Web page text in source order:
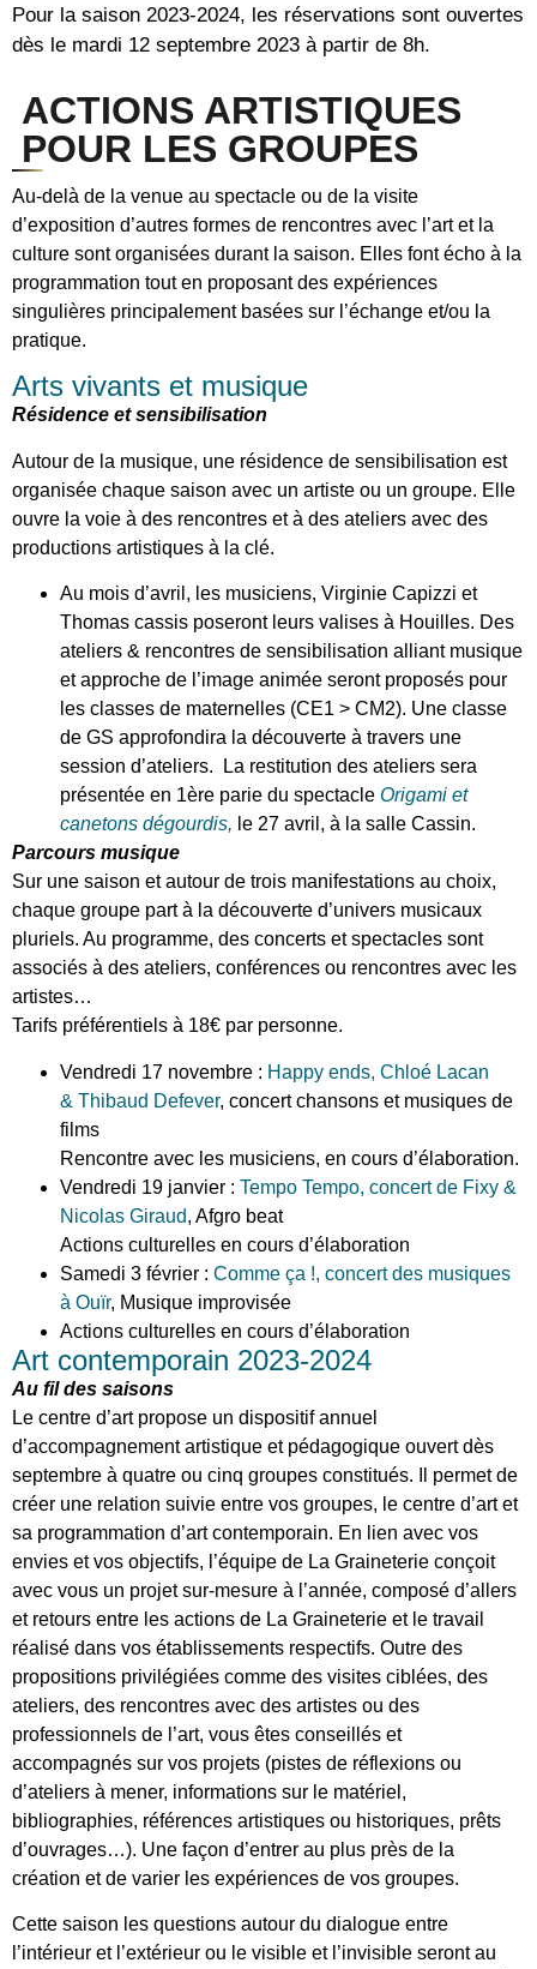
Pour la saison 2023-2024, les réservations sont ouvertes
dès le mardi 12 septembre 2023 à partir de 8h.
ACTIONS ARTISTIQUES
POUR LES GROUPES
Au-delà de la venue au spectacle ou de la visite
d’exposition d’autres formes de rencontres avec l’art et la
culture sont organisées durant la saison. Elles font écho à la
programmation tout en proposant des expériences
singulières principalement basées sur l’échange et/ou la
pratique.
Arts vivants et musique
Résidence et sensibilisation
Autour de la musique, une résidence de sensibilisation est
organisée chaque saison avec un artiste ou un groupe. Elle
ouvre la voie à des rencontres et à des ateliers avec des
productions artistiques à la clé.
Au mois d’avril, les musiciens, Virginie Capizzi et
Thomas cassis poseront leurs valises à Houilles. Des
ateliers & rencontres de sensibilisation alliant musique
et approche de l’image animée seront proposés pour
les classes de maternelles (CE1 > CM2). Une classe
de GS approfondira la découverte à travers une
session d’ateliers. La restitution des ateliers sera
présentée en 1ère parie du spectacle Origami et
canetons dégourdis, le 27 avril, à la salle Cassin.
Parcours musique
Sur une saison et autour de trois manifestations au choix,
chaque groupe part à la découverte d’univers musicaux
pluriels. Au programme, des concerts et spectacles sont
associés à des ateliers, conférences ou rencontres avec les
artistes…
Tarifs préférentiels à 18€ par personne.
Vendredi 17 novembre : Happy ends, Chloé Lacan
& Thibaud Defever, concert chansons et musiques de
films
Rencontre avec les musiciens, en cours d’élaboration.
Vendredi 19 janvier : Tempo Tempo, concert de Fixy &
Nicolas Giraud, Afgro beat
Actions culturelles en cours d’élaboration
Samedi 3 février : Comme ça !, concert des musiques
à Ouïr, Musique improvisée
Actions culturelles en cours d’élaboration
Art contemporain 2023-2024
Au fil des saisons
Le centre d’art propose un dispositif annuel
d’accompagnement artistique et pédagogique ouvert dès
septembre à quatre ou cinq groupes constitués. Il permet de
créer une relation suivie entre vos groupes, le centre d’art et
sa programmation d’art contemporain. En lien avec vos
envies et vos objectifs, l’équipe de La Graineterie conçoit
avec vous un projet sur-mesure à l’année, composé d’allers
et retours entre les actions de La Graineterie et le travail
réalisé dans vos établissements respectifs. Outre des
propositions privilégiées comme des visites ciblées, des
ateliers, des rencontres avec des artistes ou des
professionnels de l’art, vous êtes conseillés et
accompagnés sur vos projets (pistes de réflexions ou
d’ateliers à mener, informations sur le matériel,
bibliographies, références artistiques ou historiques, prêts
d’ouvrages…). Une façon d’entrer au plus près de la
création et de varier les expériences de vos groupes.
Cette saison les questions autour du dialogue entre
l’intérieur et l’extérieur ou le visible et l’invisible seront au